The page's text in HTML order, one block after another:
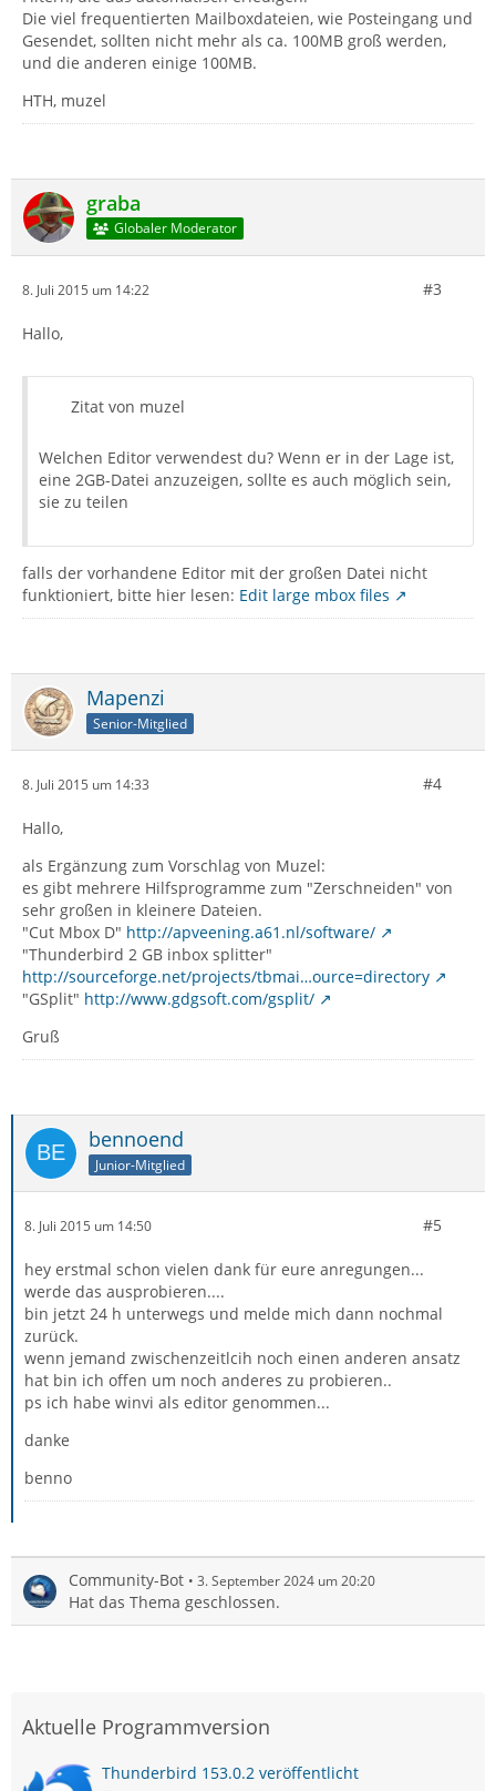
Die viel frequentierten Mailboxdateien, wie Posteingang und
Gesendet, sollten nicht mehr als ca. 100MB groß werden,
und die anderen einige 100MB.
HTH, muzel
graba
Globaler Moderator
8. Juli 2015 um 14:22 #3
Hallo,
Zitat von muzel
Welchen Editor verwendest du? Wenn er in der Lage ist,
eine 2GB-Datei anzuzeigen, sollte es auch möglich sein,
sie zu teilen
falls der vorhandene Editor mit der großen Datei nicht
funktioniert, bitte hier lesen: Edit large mbox files
Mapenzi
Senior-Mitglied
8. Juli 2015 um 14:33 #4
Hallo,
als Ergänzung zum Vorschlag von Muzel:
es gibt mehrere Hilfsprogramme zum "Zerschneiden" von
sehr großen in kleinere Dateien.
"Cut Mbox D" http://apveening.a61.nl/software/
"Thunderbird 2 GB inbox splitter"
http://sourceforge.net/projects/tbmai…ource=directory
"GSplit" http://www.gdgsoft.com/gsplit/
Gruß
bennoend
Junior-Mitglied
8. Juli 2015 um 14:50 #5
hey erstmal schon vielen dank für eure anregungen...
werde das ausprobieren....
bin jetzt 24 h unterwegs und melde mich dann nochmal
zurück.
wenn jemand zwischenzeitlcih noch einen anderen ansatz
hat bin ich offen um noch anderes zu probieren..
ps ich habe winvi als editor genommen...
danke
benno
Community-Bot 3. September 2024 um 20:20
Hat das Thema geschlossen.
Aktuelle Programmversion
Thunderbird 153.0.2 veröffentlicht